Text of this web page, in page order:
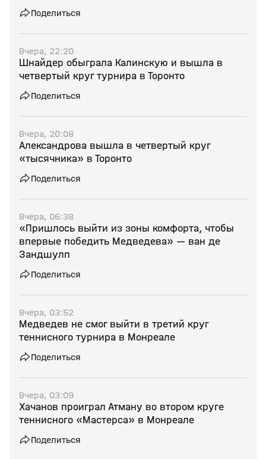
Поделиться
Вчера, 22:20
Шнайдер обыграла Калинскую и вышла в
четвертый круг турнира в Торонто
Поделиться
Вчера, 20:08
Александрова вышла в четвертый круг
«тысячника» в Торонто
Поделиться
Вчера, 06:38
«Пришлось выйти из зоны комфорта, чтобы
впервые победить Медведева» — ван де
Зандшулп
Поделиться
Вчера, 03:52
Медведев не смог выйти в третий круг
теннисного турнира в Монреале
Поделиться
Вчера, 03:09
Хачанов проиграл Атману во втором круге
теннисного «Мастерса» в Монреале
Поделиться